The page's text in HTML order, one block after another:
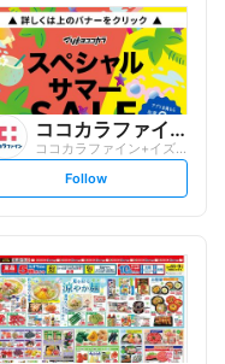
ココカラファイン
ココカラファイン+イズミヤ 学園前店
s
l
o
w
Follow